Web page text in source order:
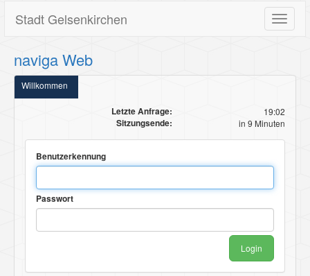
Toggle
Stadt Gelsenkirchen
naviga Web
Willkommen
Letzte Anfrage: 19:02
Sitzungsende: in 9 Minuten
Benutzerkennung
Passwort